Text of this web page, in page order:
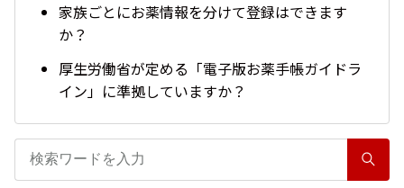
家族ごとにお薬情報を分けて登録はできます
か？
厚生労働省が定める「電子版お薬手帳ガイドラ
イン」に準拠していますか？